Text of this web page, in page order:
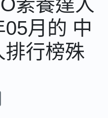
素養達人
月的 中
排行榜殊